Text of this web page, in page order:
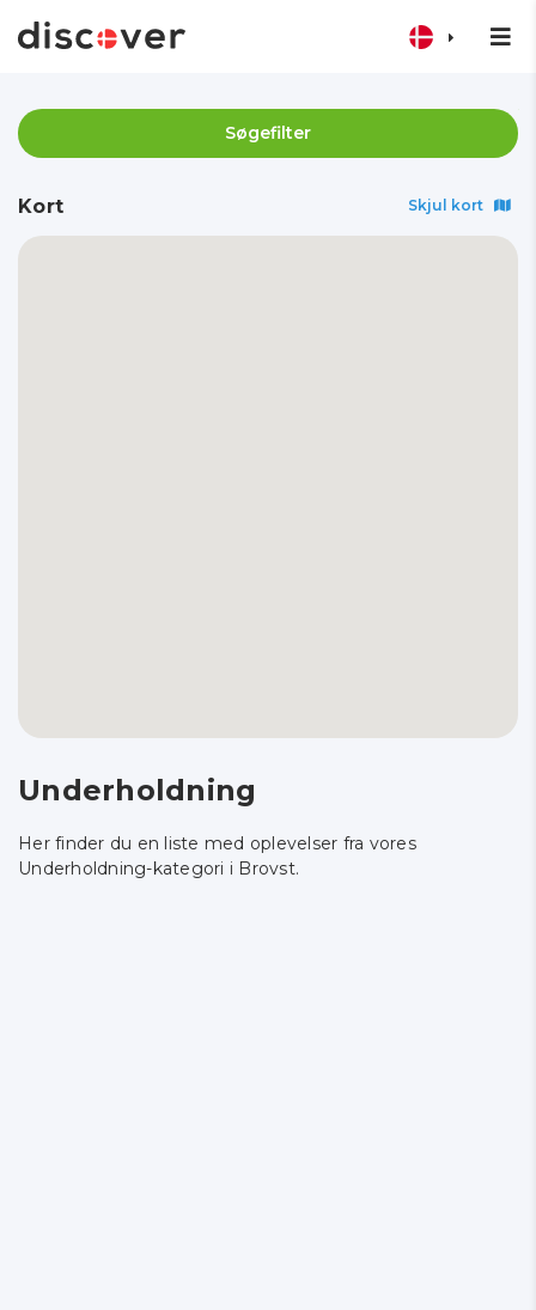
Søgefilter
Kort Skjul kort
Underholdning
Her finder du en liste med oplevelser fra vores
Underholdning-kategori i Brovst.